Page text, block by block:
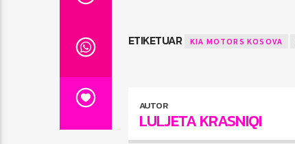
ETIKETUAR KIA MOTORS KOSOVA
AUTOR
LULJETA KRASNIQI